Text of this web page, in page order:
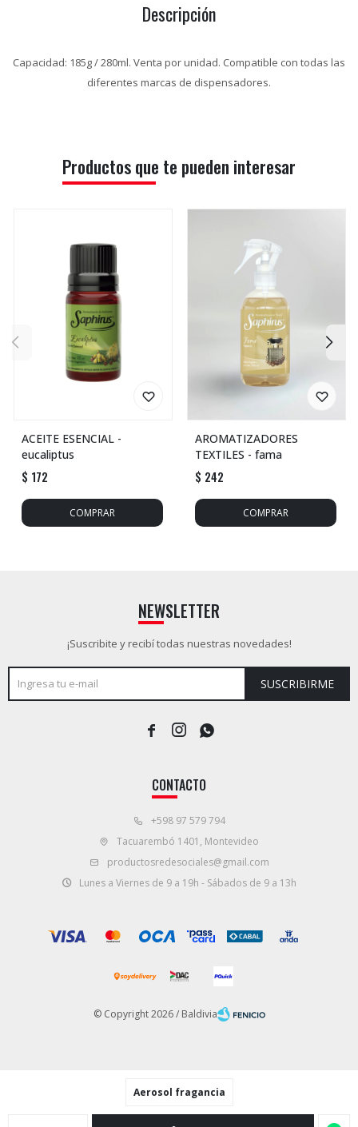
Aerosol fragancia
Descripción
Capacidad: 185g / 280ml. Venta por unidad. Compatible con todas las
diferentes marcas de dispensadores.
Productos que te pueden interesar
ACEITE ESENCIAL -
eucaliptus
$ 172
AROMATIZADORES
TEXTILES - fama
$ 242
CONTACTO
+598 97 579 794
Tacuarembó 1401, Montevideo
productosredesociales@gmail.com
Lunes a Viernes de 9 a 19h - Sábados de 9 a 13h
NEWSLETTER
¡Suscribite y recibí todas nuestras novedades!
SUSCRIBIRME
  
© Copyright 2026 / Baldivia